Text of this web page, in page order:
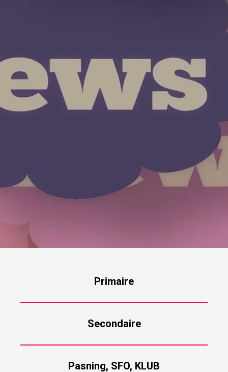
Primaire
Secondaire
Pasning, SFO, KLUB